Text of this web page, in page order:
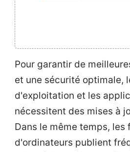
Pour garantir de
et une sécurité optimale,
d'exploitation et les
nécessitent des mises à
Dans le même temps, les
d'ordinateurs publient